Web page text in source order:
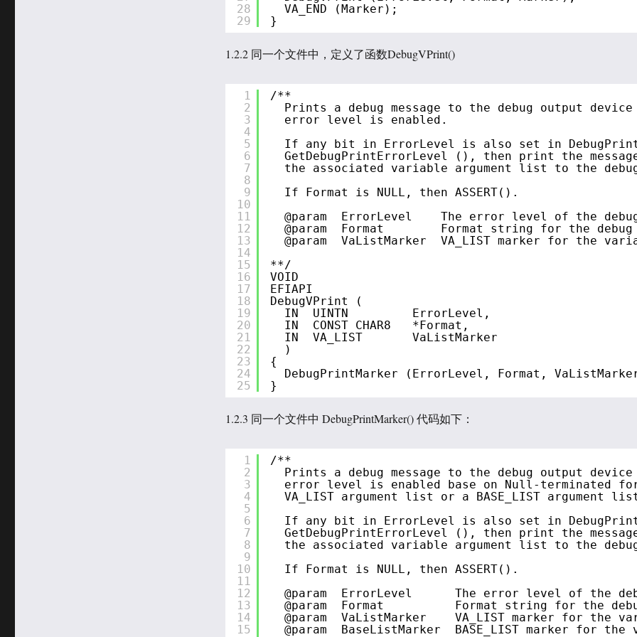
28
29
VA_END (Marker);
}
1.2.2 同一个文件中，定义了函数DebugVPrint()
1
2
3
4
5
6
7
8
9
10
11
12
13
14
15
16
17
18
19
20
21
22
23
24
25
/**
Prints a debug message to the debug output
error level is enabled.
If any bit in ErrorLevel is also set in
GetDebugPrintErrorLevel (), then print the
the associated variable argument list to the
If Format is NULL, then ASSERT().
@param  ErrorLevel    The error level of the debug
@param  Format        Format string for the
@param  VaListMarker  VA_LIST marker for the
**/
VOID
EFIAPI
DebugVPrint (
IN  UINTN         ErrorLevel,
IN  CONST CHAR8   *Format,
IN  VA_LIST       VaListMarker
)
{
DebugPrintMarker (ErrorLevel, Format,
}
1.2.3 同一个文件中 DebugPrintMarker() 代码如下：
1
2
3
4
5
6
7
8
9
10
11
12
13
14
15
/**
Prints a debug message to the debug output
error level is enabled base on Null-terminated
VA_LIST argument list or a BASE_LIST argument
If any bit in ErrorLevel is also set in
GetDebugPrintErrorLevel (), then print the
the associated variable argument list to the
If Format is NULL, then ASSERT().
@param  ErrorLevel      The error level of the
@param  Format          Format string for the
@param  VaListMarker    VA_LIST marker for the
@param  BaseListMarker  BASE_LIST marker for